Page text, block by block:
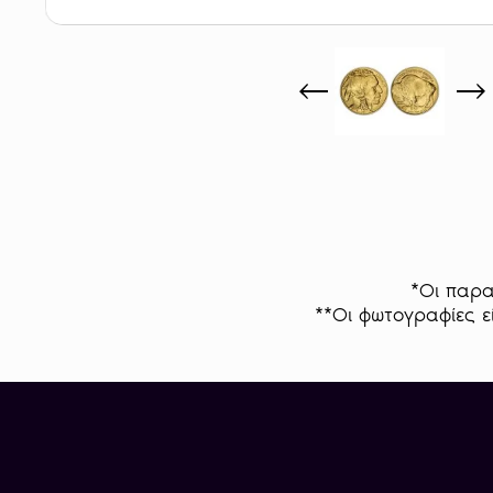
*Οι
**Οι φωτογραφίες